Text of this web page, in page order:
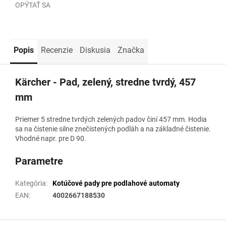
OPÝTAŤ SA
Popis Recenzie Diskusia Značka
Kärcher - Pad, zelený, stredne tvrdý, 457
mm
Priemer 5 stredne tvrdých zelených padov činí 457 mm. Hodia
sa na čistenie silne znečistených podláh a na základné čistenie.
Vhodné napr. pre D 90.
Parametre
Kategória:
Kotúčové pady pre podlahové automaty
EAN: 4002667188530